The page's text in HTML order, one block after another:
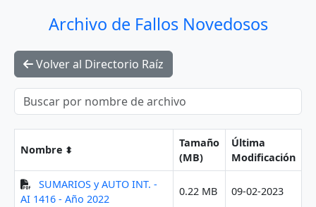
Archivo de Fallos Novedosos
Volver al Directorio Raíz
Nombre
Tamaño
(MB)
Última
Modificación
SUMARIOS y AUTO INT. -
AI 1416 - Año 2022
0.22 MB 09-02-2023